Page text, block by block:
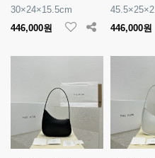
30×24×15.5cm
446,000원
446,000원